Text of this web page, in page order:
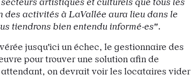
des activités à LaVallée aura lieu dans le
tiendrons bien entendu informé·es".
jusqu'ici un échec, le gestionnaire des
pour trouver une solution afin de
on devrait voir les locataires vider